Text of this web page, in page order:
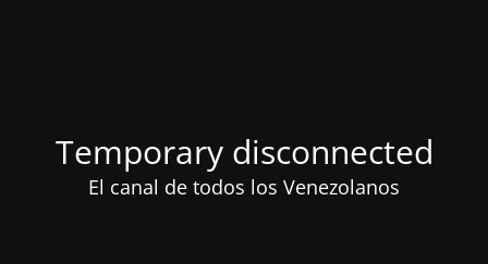
Temporary disconnected
El canal de todos los Venezolanos